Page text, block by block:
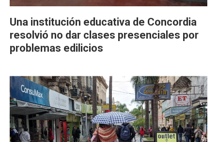
Una institución educativa de Concordia
resolvió no dar clases presenciales por
problemas edilicios